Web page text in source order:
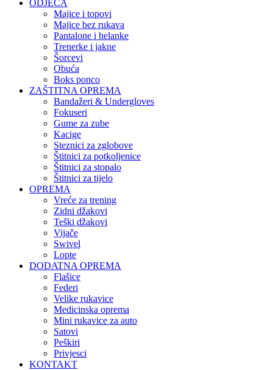
ODJEĆA
Majice i topovi
Majice bez rukava
Pantalone i helanke
Trenerke i jakne
Šorcevi
Obuća
Boks ponco
ZAŠTITNA OPREMA
Bandažeri & Undergloves
Fokuseri
Gume za zube
Kacige
Steznici za zglobove
Štitnici za potkoljenice
Štitnici za stopalo
Štitnici za tijelo
OPREMA
Vreće za trening
Zidni džakovi
Teški džakovi
Vijače
Swivel
Lopte
DODATNA OPREMA
Flašice
Federi
Velike rukavice
Medicinska oprema
Mini rukavice za auto
Satovi
Peškiri
Privjesci
KONTAKT